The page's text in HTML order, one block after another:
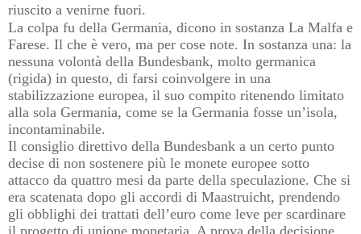
riuscito a venirne fuori.
La colpa fu della Germania, dicono in sostanza La Malfa e
Farese. Il che è vero, ma per cose note. In sostanza una: la
nessuna volontà della Bundesbank, molto germanica
(rigida) in questo, di farsi coinvolgere in una
stabilizzazione europea, il suo compito ritenendo limitato
alla sola Germania, come se la Germania fosse un’isola,
incontaminabile.
Il consiglio direttivo della Bundesbank a un certo punto
decise di non sostenere più le monete europee sotto
attacco da quattro mesi da parte della speculazione. Che si
era scatenata dopo gli accordi di Maastruicht, prendendo
gli obblighi dei trattati dell’euro come leve per scardinare
il progetto di unione monetaria. A prova della decisione